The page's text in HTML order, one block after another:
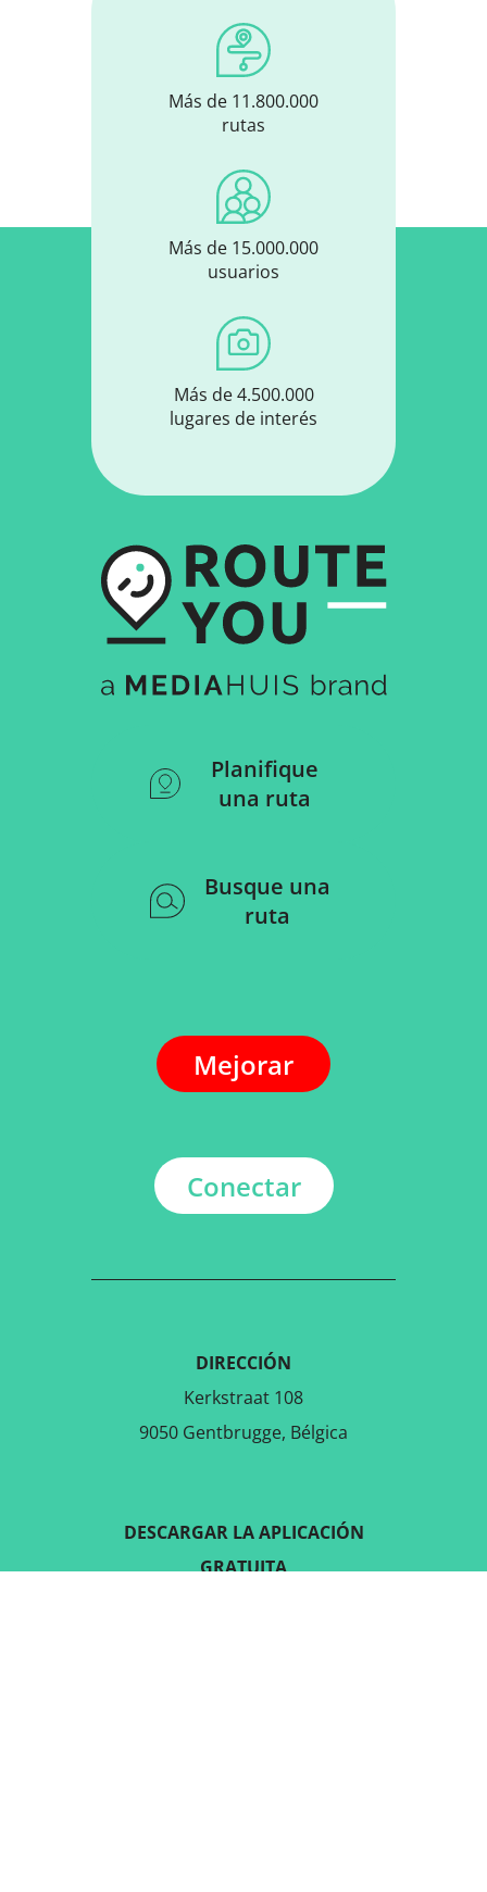
Más de 11.800.000
rutas
Más de 15.000.000
usuarios
Más de 4.500.000
lugares de interés
Planifique
una ruta
Busque una
ruta
Mejorar
Conectar
DIRECCIÓN
Kerkstraat 108
9050 Gentbrugge, Bélgica
DESCARGAR LA APLICACIÓN
GRATUITA